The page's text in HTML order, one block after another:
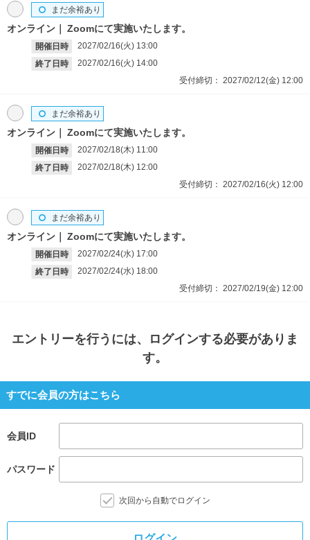
オンライン Zoomにて実施いたします。
開催日時 2027/02/16(火) 13:00
終了日時
2027/02/16(火) 14:00
まだ余裕あり
受付締切： 2027/02/12(金) 12:00
オンライン Zoomにて実施いたします。
開催日時 2027/02/18(木) 11:00
終了日時
2027/02/18(木) 12:00
まだ余裕あり
受付締切： 2027/02/16(火) 12:00
オンライン Zoomにて実施いたします。
開催日時 2027/02/24(水) 17:00
終了日時
2027/02/24(水) 18:00
まだ余裕あり
受付締切： 2027/02/19(金) 12:00
エントリーを行うには、ログインする必要がありま
す。
すでに会員の方はこちら
会員ID
パスワード
次回から自動でログイン